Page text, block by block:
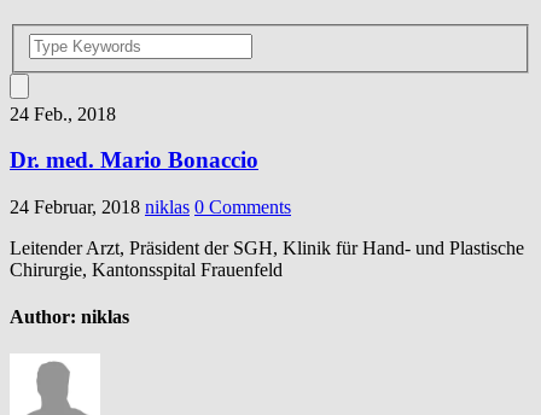
24 Feb., 2018
Dr. med. Mario Bonaccio
24 Februar, 2018 niklas 0 Comments
Leitender Arzt, Präsident der SGH, Klinik für Hand- und Plastische
Chirurgie, Kantonsspital Frauenfeld
Author: niklas